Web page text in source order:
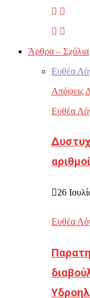
Άρθρα – Σχόλια
Ευθέα
Απόψεις
Ευθέα
26
Ευθέα